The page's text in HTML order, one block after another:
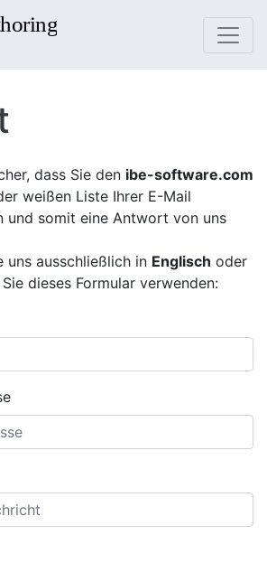
dass Sie den ibe-software.com
weißen Liste Ihrer E-Mail
und somit eine Antwort von uns
uns ausschließlich in Englisch oder
dieses Formular verwenden: